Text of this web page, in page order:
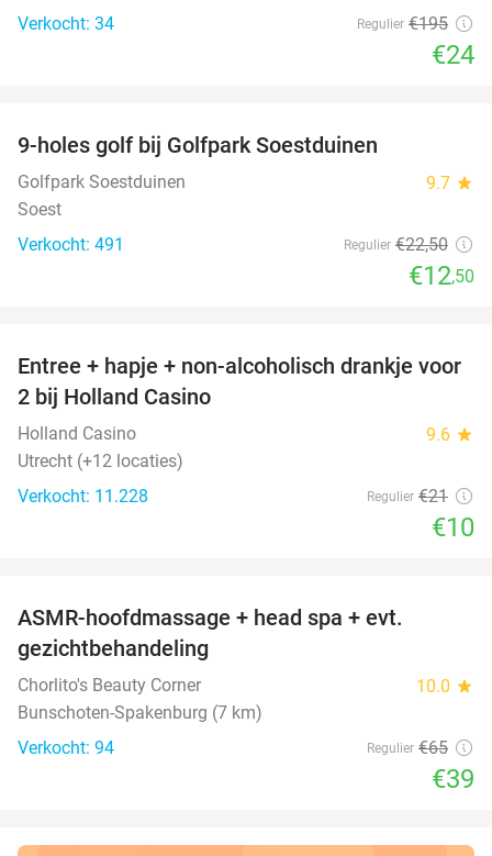
Verkocht: 34
Regulier €195
€24
9-holes golf bij Golfpark Soestduinen
Golfpark Soestduinen 9.7 star
Soest
Verkocht: 491
Regulier €22,50
€12,50
52%
Entree + hapje + non-alcoholisch drankje voor
2 bij Holland Casino
Holland Casino 9.6 star
Utrecht (+12 locaties)
Verkocht: 11.228
Regulier €21
€10
ASMR-hoofdmassage + head spa + evt.
gezichtbehandeling
Chorlito's Beauty Corner 10.0 star
Bunschoten-Spakenburg (7 km)
Verkocht: 94
Regulier €65
€39